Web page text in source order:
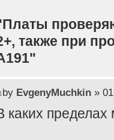
также при
by EvgenyMuchkin» 01
каких